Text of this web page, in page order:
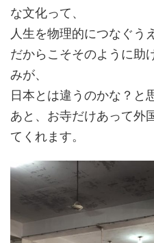
な文化って、
人生を物理的につなぐう
だからこそそのように助
みが、
日本とは違うのかな？と
あと、お寺だけあって外
てくれます。